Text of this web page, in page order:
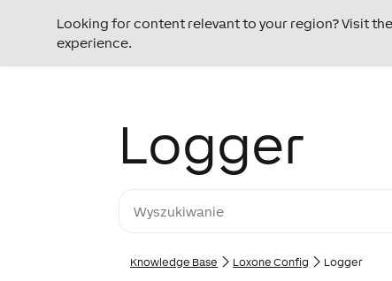
Looking for content relevant to your region? Visit
experience.
Logger
Knowledge Base Loxone Config Logger